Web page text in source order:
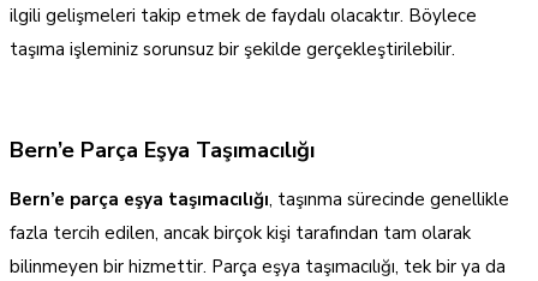
ilgili gelişmeleri takip etmek de faydalı olacaktır. Böylece
taşıma işleminiz sorunsuz bir şekilde gerçekleştirilebilir.
Bern’e Parça Eşya Taşımacılığı
Bern’e parça eşya taşımacılığı, taşınma sürecinde genellikle
fazla tercih edilen, ancak birçok kişi tarafından tam olarak
bilinmeyen bir hizmettir. Parça eşya taşımacılığı, tek bir ya da